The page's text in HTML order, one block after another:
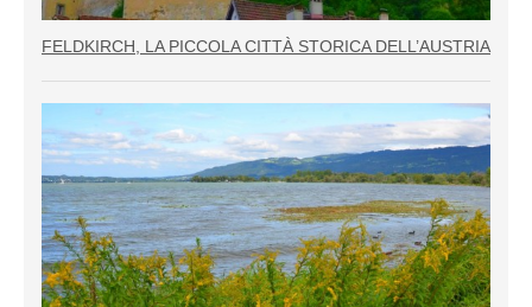
FELDKIRCH, LA PICCOLA CITTÀ STORICA DELL’AUSTRIA